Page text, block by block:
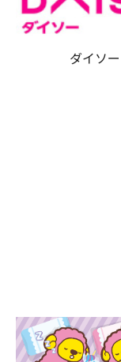
ダイソー